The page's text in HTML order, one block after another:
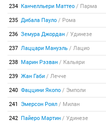
234 Канчелльери Маттео / Парма
235 Дибала Пауло / Рома
236 Земура Джордан / Удинезе
237 Лаццари Мануэль / Лацио
238 Марин Рэзван / Кальяри
239 Жан Габи / Лечче
240 Фаццини Якопо / Эмполи
241 Эмерсон Роял / Милан
242 Пайеро Мартин / Удинезе